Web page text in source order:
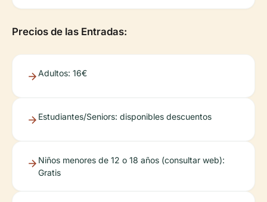
Precios de las Entradas:
Adultos: 16€
Estudiantes/Seniors: disponibles descuentos
Niños menores de 12 o 18 años (consultar web):
Gratis